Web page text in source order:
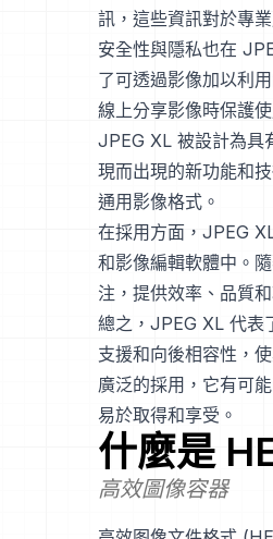
訊，這些資訊對於專
安全性與隱私也在
了可透過影像加以利
線上分享影像時保護
JPEG XL 被設計為具
現而出現的新功能和
通用影像格式。
在採用方面，JPEG
和影像編輯軟體中。
注，提供效率、品質
總之，JPEG XL 代表
支援和向後相容性，
廣泛的採用，它有可
易於取得和享受。
什麼是
高效圖像容器